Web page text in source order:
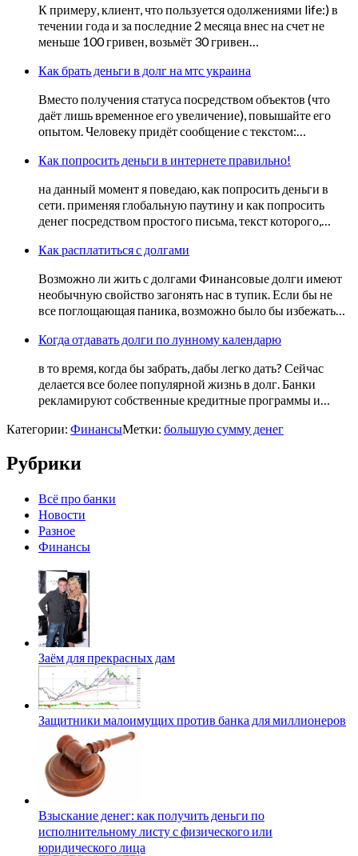
К примеру, клиент, что пользуется одолжениями life:) в
течении года и за последние 2 месяца внес на счет не
меньше 100 гривен, возьмёт 30 гривен…
Как брать деньги в долг на мтс украина
Вместо получения статуса посредством объектов (что
даёт лишь временное его увеличение), повышайте его
опытом. Человеку придёт сообщение с текстом:…
Как попросить деньги в интернете правильно!
на данный момент я поведаю, как попросить деньги в
сети. применяя глобальную паутину и как попросить
денег посредством простого письма, текст которого,…
Как расплатиться с долгами
Возможно ли жить с долгами Финансовые долги имеют
необычную свойство загонять нас в тупик. Если бы не
все поглощающая паника, возможно было бы избежать…
Когда отдавать долги по лунному календарю
в то время, когда бы забрать, дабы легко дать? Сейчас
делается все более популярной жизнь в долг. Банки
рекламируют собственные кредитные программы и…
Категории: ФинансыМетки: большую сумму денег
Рубрики
Всё про банки
Новости
Разное
Финансы
Заём для прекрасных дам
Защитники малоимущих против банка для миллионеров
Взыскание денег: как получить деньги по
исполнительному листу с физического или
юридического лица